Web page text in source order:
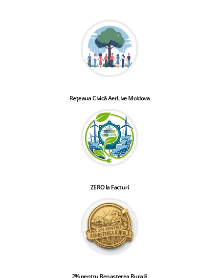
Rețeaua Civică AerLive Moldova
ZERO la Facturi
2% pentru Renașterea Rurală